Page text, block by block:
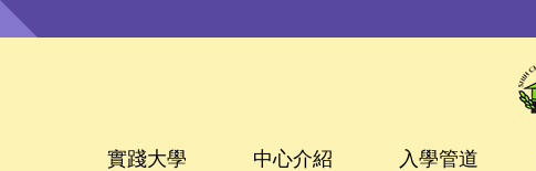
跳
到
實踐大學 中心介紹 入學管道